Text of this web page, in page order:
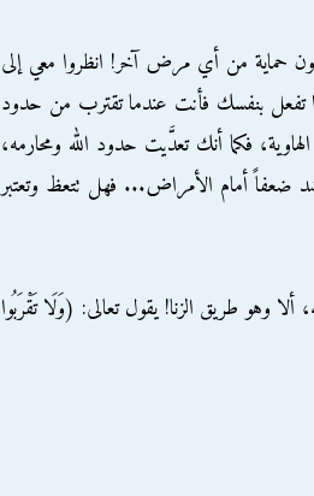
حماية من أي مرض آخر! انظروا معي إلى
تفعل بنفسك فأنت عندما تقترب من حدود
فكما أنك تعدَّيت حدود الله ومحارمه،
ضعفاً أمام الأمراض... فهل تتعظ وتعتبر
وهو طريق الزنا! يقول تعالى: (وَلَا تَقْرَبُوا